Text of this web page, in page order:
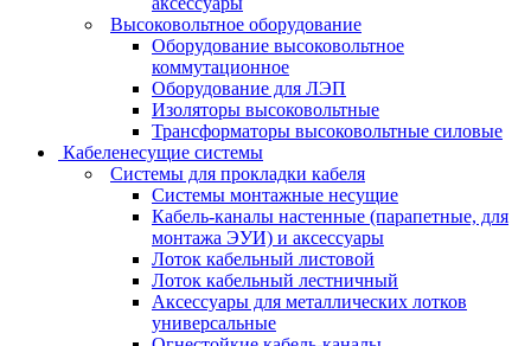
Высоковольтное оборудование
Оборудование высоковольтное
коммутационное
Оборудование для ЛЭП
Изоляторы высоковольтные
Трансформаторы высоковольтные силовые
Кабеленесущие системы
Системы для прокладки кабеля
Системы монтажные несущие
Кабель-каналы настенные (парапетные, для
монтажа ЭУИ) и аксессуары
Лоток кабельный листовой
Лоток кабельный лестничный
Аксессуары для металлических лотков
универсальные